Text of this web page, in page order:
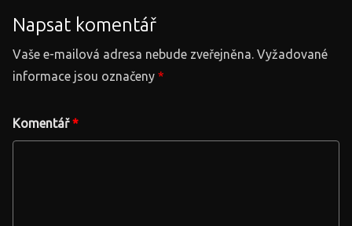
Napsat komentář
Vaše e-mailová adresa nebude zveřejněna. Vyžadované
informace jsou označeny *
Komentář*